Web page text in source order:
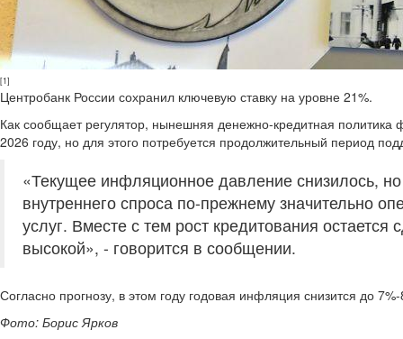
[1]
Центробанк России сохранил ключевую ставку на уровне 21%.
Как сообщает регулятор, нынешняя денежно-кредитная
2026 году, но для этого потребуется продолжительный период
«Текущее инфляционное давление снизилось,
внутреннего спроса по-прежнему значительно
услуг. Вместе с тем рост кредитования
высокой», - говорится в сообщении.
Согласно прогнозу, в этом году годовая инфляция снизится до
Фото: Борис Ярков